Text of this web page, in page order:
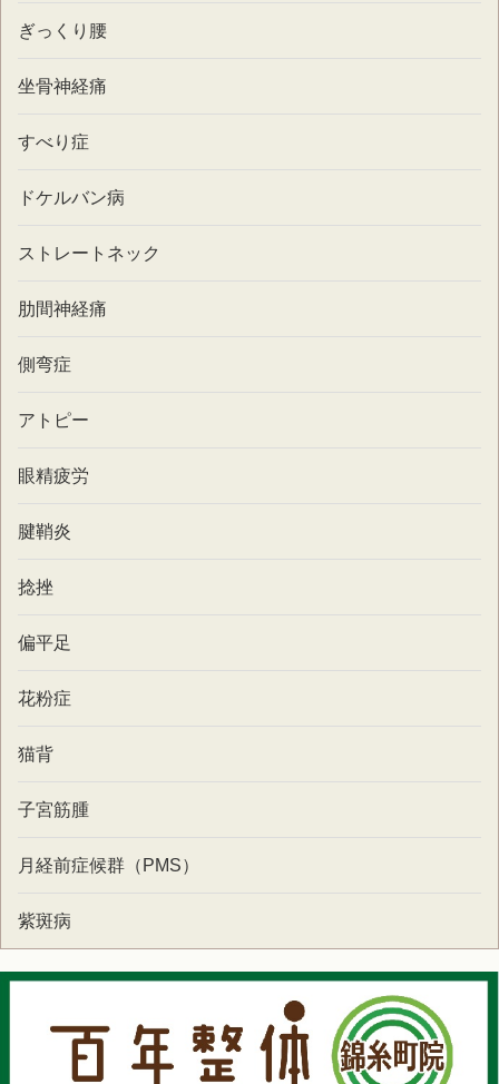
ぎっくり腰
坐骨神経痛
すべり症
ドケルバン病
ストレートネック
肋間神経痛
側弯症
アトピー
眼精疲労
腱鞘炎
捻挫
偏平足
花粉症
猫背
子宮筋腫
月経前症候群（PMS）
紫斑病